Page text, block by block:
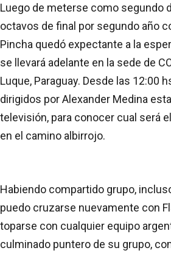
Luego de meterse como segundo
octavos de final por segundo año
Pincha quedó expectante a la
se llevará adelante en la sede de
Luque, Paraguay. Desde las 12:00
dirigidos por Alexander Medina
televisión, para conocer cual será
en el camino albirrojo.
Habiendo compartido grupo,
puedo cruzarse nuevamente con
toparse con cualquier equipo
culminado puntero de su grupo,